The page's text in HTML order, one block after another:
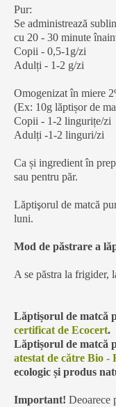
Pur:
Se administrează
cu 20 - 30 minute
Copii - 0,5-1g/zi
Adulți - 1-2 g/zi
Omogenizat în miere
(Ex: 10g lăptișor de
Copii - 1-2 lingurițe/zi
Adulți -1-2 linguri/zi
Ca și ingredient în
sau pentru păr.
Lăptişorul de matcă
luni.
Mod de păstrare a
A se păstra la frigider,
Lăptișorul de matcă
certificat de Ecocert.
Lăptișorul de matcă
atestat de către Bio -
ecologic și produs
Important! Deoarece